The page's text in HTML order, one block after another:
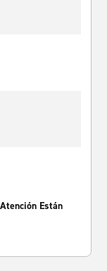
Están